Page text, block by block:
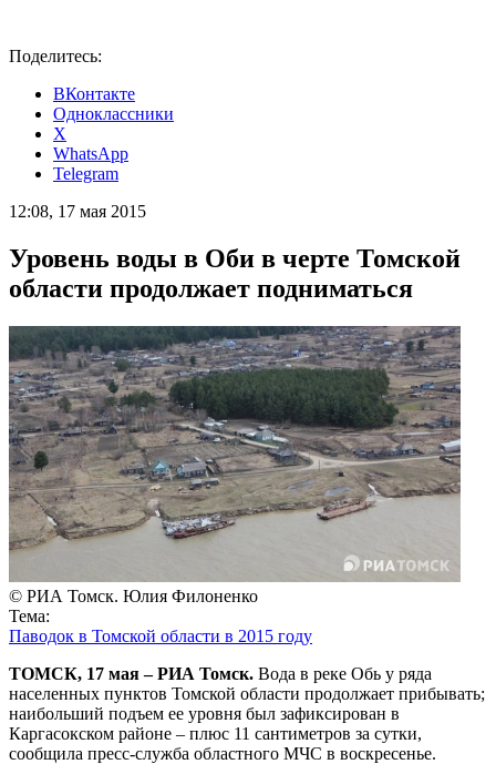
Поделитесь:
ВКонтакте
Одноклассники
X
WhatsApp
Telegram
12:08, 17 мая 2015
Уровень воды в Оби в черте Томской
области продолжает подниматься
© РИА Томск. Юлия Филоненко
Тема:
Паводок в Томской области в 2015 году
ТОМСК, 17 мая – РИА Томск. Вода в реке Обь у ряда
населенных пунктов Томской области продолжает прибывать;
наибольший подъем ее уровня был зафиксирован в
Каргасокском районе – плюс 11 сантиметров за сутки,
сообщила пресс-служба областного МЧС в воскресенье.